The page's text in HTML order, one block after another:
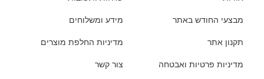
מבצעי החודש באתר
תקנון אתר
מדיניות פרטיות ואבטחה
מידע ומשלוחים
מדיניות החלפת מוצרים
צור קשר